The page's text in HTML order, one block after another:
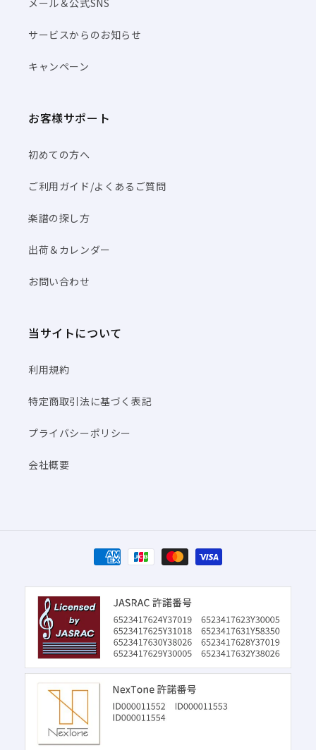
メール＆公式SNS
サービスからのお知らせ
キャンペーン
お客様サポート
初めての方へ
ご利用ガイド/よくあるご質問
楽譜の探し方
出荷＆カレンダー
お問い合わせ
当サイトについて
利用規約
特定商取引法に基づく表記
プライバシーポリシー
会社概要
決
済
方
法